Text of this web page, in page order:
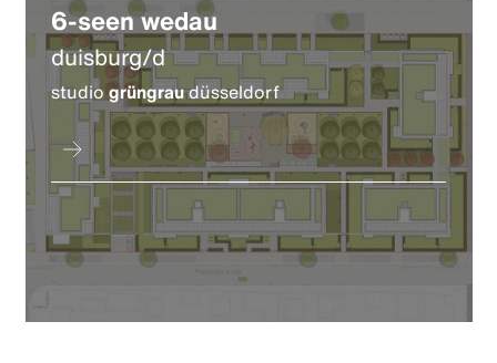
6-seen wedau
duisburg/d
studiogrüngraudüsseldorf